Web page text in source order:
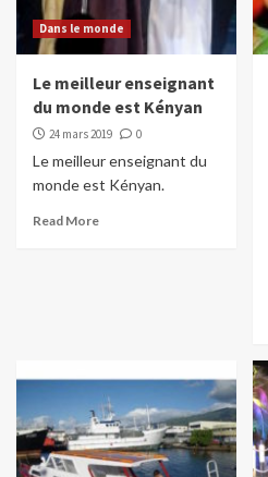
Dans le monde
Le meilleur enseignant
du monde est Kényan
24 mars 2019 0
Le meilleur enseignant du
monde est Kényan.
Read More